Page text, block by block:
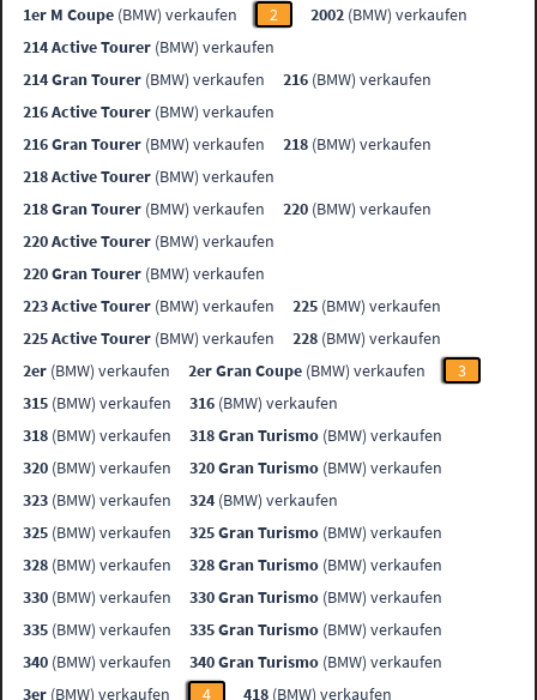
1er M Coupe (BMW) verkaufen 2 2002 (BMW) verkaufen
214 Active Tourer (BMW) verkaufen
214 Gran Tourer (BMW) verkaufen 216 (BMW) verkaufen
216 Active Tourer (BMW) verkaufen
216 Gran Tourer (BMW) verkaufen 218 (BMW) verkaufen
218 Active Tourer (BMW) verkaufen
218 Gran Tourer (BMW) verkaufen 220 (BMW) verkaufen
220 Active Tourer (BMW) verkaufen
220 Gran Tourer (BMW) verkaufen
223 Active Tourer (BMW) verkaufen 225 (BMW) verkaufen
225 Active Tourer (BMW) verkaufen 228 (BMW) verkaufen
2er (BMW) verkaufen 2er Gran Coupe (BMW) verkaufen
3
315 (BMW) verkaufen 316 (BMW) verkaufen
318 (BMW) verkaufen 318 Gran Turismo (BMW) verkaufen
320 (BMW) verkaufen 320 Gran Turismo (BMW) verkaufen
323 (BMW) verkaufen 324 (BMW) verkaufen
325 (BMW) verkaufen 325 Gran Turismo (BMW) verkaufen
328 (BMW) verkaufen 328 Gran Turismo (BMW) verkaufen
330 (BMW) verkaufen 330 Gran Turismo (BMW) verkaufen
335 (BMW) verkaufen 335 Gran Turismo (BMW) verkaufen
340 (BMW) verkaufen 340 Gran Turismo (BMW) verkaufen
3er (BMW) verkaufen 4 418 (BMW) verkaufen